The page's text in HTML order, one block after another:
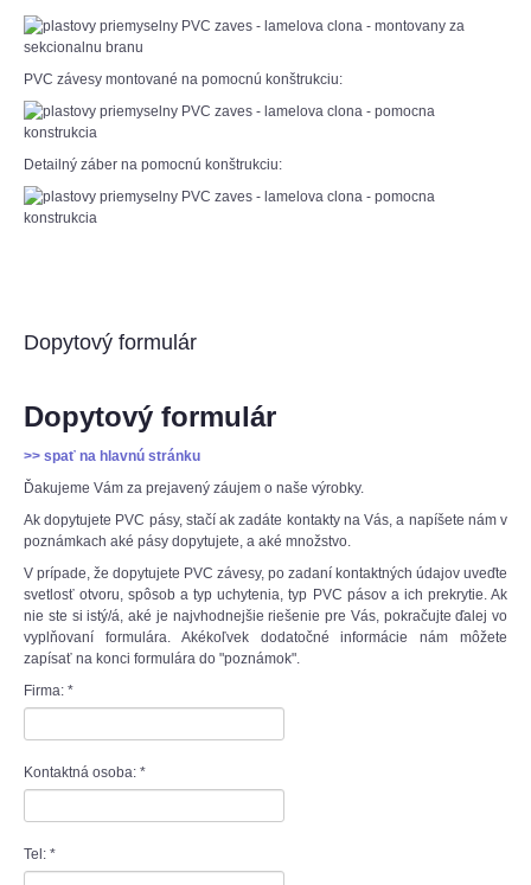
PVC závesy montované na pomocnú konštrukciu:
Detailný záber na pomocnú konštrukciu:
Dopytový formulár
Dopytový formulár
>> spať na hlavnú stránku
Ďakujeme Vám za prejavený záujem o naše výrobky.
Ak dopytujete PVC pásy, stačí ak zadáte kontakty na Vás, a napíšete nám v
poznámkach aké pásy dopytujete, a aké množstvo.
V prípade, že dopytujete PVC závesy, po zadaní kontaktných údajov uveďte
svetlosť otvoru, spôsob a typ uchytenia, typ PVC pásov a ich prekrytie. Ak
nie ste si istý/á, aké je najvhodnejšie riešenie pre Vás, pokračujte ďalej vo
vyplňovaní formulára. Akékoľvek dodatočné informácie nám môžete
zapísať na konci formulára do "poznámok".
Firma: *
Kontaktná osoba: *
Tel: *